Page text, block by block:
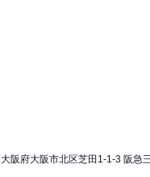
大阪府大阪市北区芝田1-1-3 阪急